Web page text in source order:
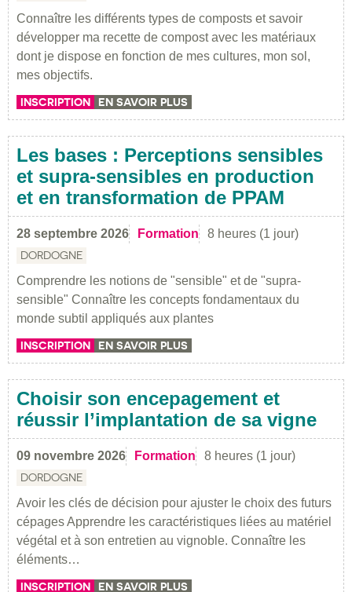
Connaître les différents types de composts et savoir
développer ma recette de compost avec les matériaux
dont je dispose en fonction de mes cultures, mon sol,
mes objectifs.
INSCRIPTION EN SAVOIR PLUS
Les bases : Perceptions sensibles
et supra-sensibles en production
et en transformation de PPAM
28 septembre 2026 Formation 8 heures (1 jour)
DORDOGNE
Comprendre les notions de "sensible" et de "supra-
sensible" Connaître les concepts fondamentaux du
monde subtil appliqués aux plantes
INSCRIPTION EN SAVOIR PLUS
Choisir son encepagement et
réussir l’implantation de sa vigne
09 novembre 2026 Formation 8 heures (1 jour)
DORDOGNE
Avoir les clés de décision pour ajuster le choix des futurs
cépages Apprendre les caractéristiques liées au matériel
végétal et à son entretien au vignoble. Connaître les
éléments…
INSCRIPTION EN SAVOIR PLUS